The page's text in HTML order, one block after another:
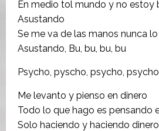
En medio tol mundo y no estoy
Asustando
Se me va de las manos nunca
Asustando, Bu, bu, bu, bu
Psycho, pyscho, psycho,
Me levanto y pienso en dinero
Todo lo que hago es pensando
Solo haciendo y haciendo dinero